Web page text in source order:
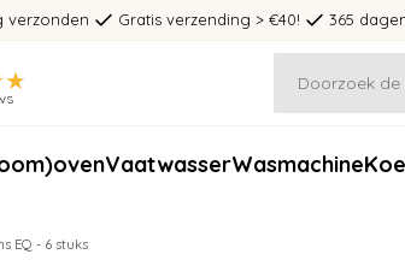
verzonden Gratis verzending > €40! 365
VaatwasserWasmachine
EQ - 6 stuks